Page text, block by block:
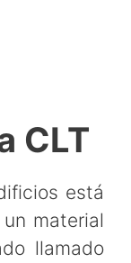
CLT
está
material
llamado